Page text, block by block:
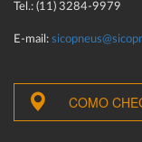
Tel.: (11) 3284-9979
E-mail:
COMO